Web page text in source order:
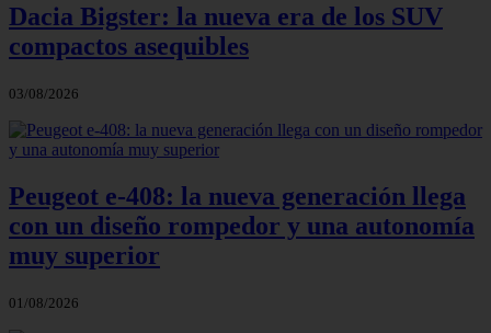
Dacia Bigster: la nueva era de los SUV
compactos asequibles
03/08/2026
Peugeot e-408: la nueva generación llega
con un diseño rompedor y una autonomía
muy superior
01/08/2026